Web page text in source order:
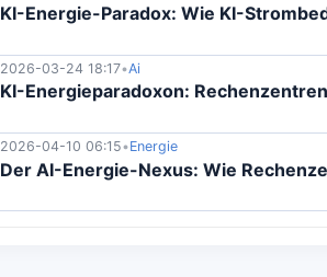
KI-Energie-Paradox: Wie KI-
2026-03-24 18:17•Ai
KI-Energieparadoxon:
2026-04-10 06:15•Energie
Der AI-Energie-Nexus: Wie